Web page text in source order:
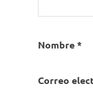
Nombre*
Correo